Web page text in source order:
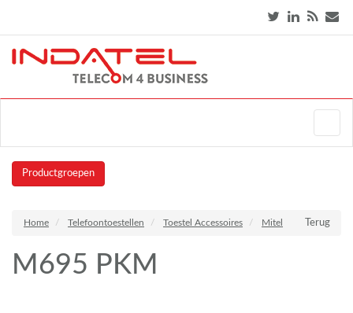
Productgroepen
Terug
Home Telefoontoestellen Toestel Accessoires Mitel
M695 PKM